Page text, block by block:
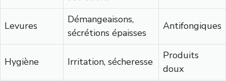
Levures
Démangeaisons,
sécrétions épaisses
Antifongiques
Hygiène Irritation, sécheresse
Produits
doux